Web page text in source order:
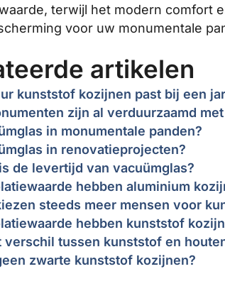
terwijl het modern comfort
voor uw monumentale
artikelen
kunststof kozijnen past bij een
zijn al verduurzaamd
in monumentale panden?
in renovatieprojecten?
de levertijd van vacuümglas?
hebben aluminium
steeds meer mensen voor
hebben kunststof
verschil tussen kunststof en
zwarte kunststof kozijnen?